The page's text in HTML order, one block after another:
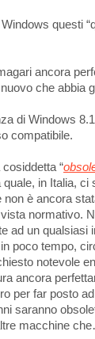
questi
ancora
che abbia
di Windows
compatibile.
“
in Italia, ci
non è ancora
normativo.
ad un qualsiasi
poco tempo,
notevole
ancora
per far posto
saranno
macchine